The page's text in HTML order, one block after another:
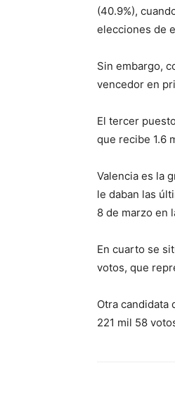
(40.9%),
elecciones de
Sin embargo,
vencedor en
El tercer
que recibe 1.6
Valencia es la
le daban las
8 de marzo en
En cuarto se
votos, que
Otra candidata
221 mil 58